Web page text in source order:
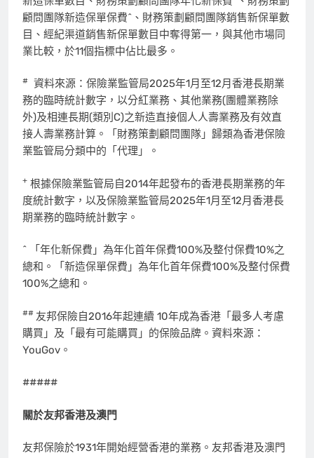
顧問團隊新造保單保費^、財務策劃顧問團隊銷售新保單數
目、經紀渠道銷售新保單數目中奪得第一，與其他市場同
業比較，於11個指標中佔比最多。
# 資料來源：保險業監管局2025年1月至12月香港長期業
務的臨時統計數字，以分紅業務、其他業務(團體業務除
外)及相連長期(類別C)之新造直接個人人壽業務及有效直
接人壽業務計算。「財務策劃顧問團隊」歸類為香港保險
業監管局分類中的「代理」。
+ 根據保險業監管局自2014年起發布的香港長期業務的年
度統計數字，以及保險業監管局2025年1月至12月香港長
期業務的臨時統計數字。
^ 「年化新保費」為年化首年保費100%及整付保費10%之
總和。「新造保單保費」為年化首年保費100%及整付保費
100%之總和。
## 友邦保險自2016年起連續 10年成為香港「最多人考慮
購買」及「最有可能購買」的保險品牌。資料來源：
YouGov。
#####
關於友邦香港及澳門
友邦保險於1931年開始經營香港的業務。友邦香港及澳門